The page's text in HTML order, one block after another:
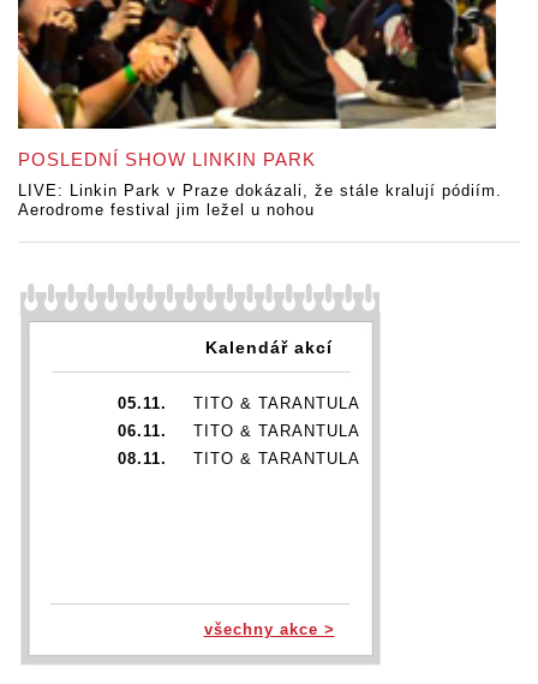
POSLEDNÍ SHOW LINKIN PARK
LIVE: Linkin Park v Praze dokázali, že stále kralují pódiím.
Aerodrome festival jim ležel u nohou
Kalendář akcí
05.11.
TITO & TARANTULA
06.11.
TITO & TARANTULA
08.11.
TITO & TARANTULA
všechny akce >